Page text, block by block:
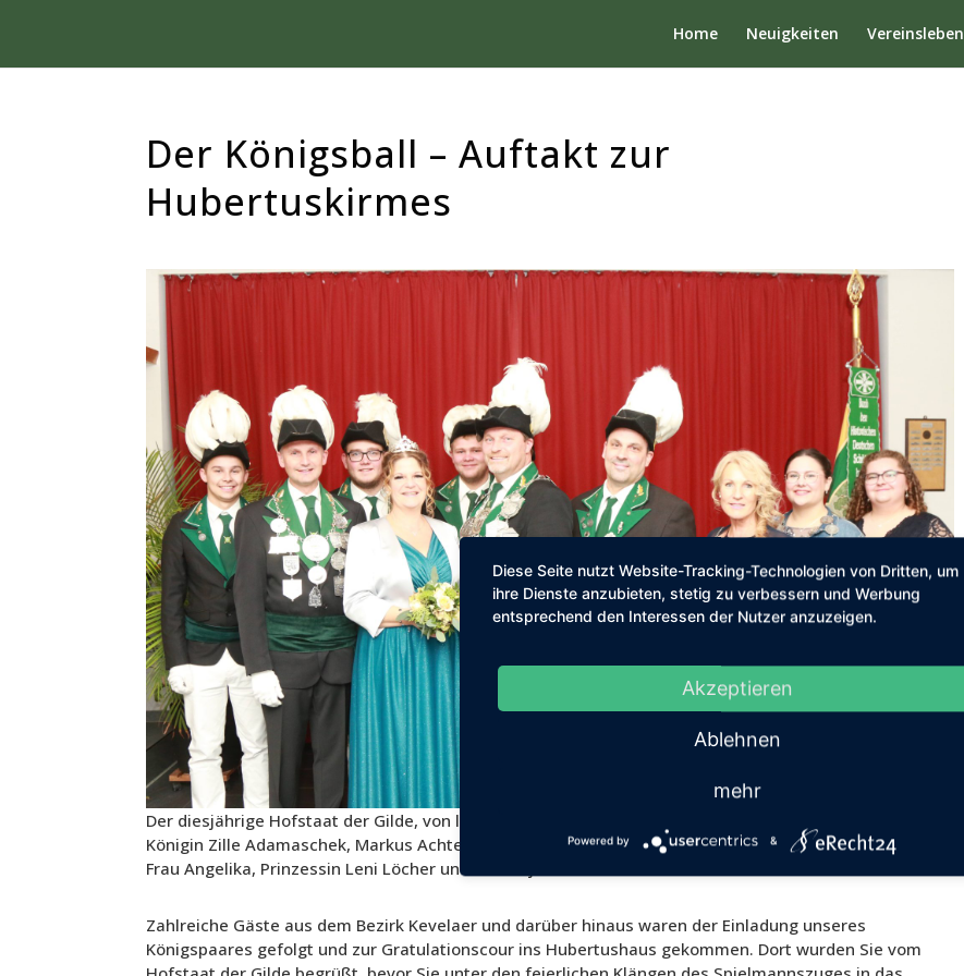
Home Neuigkeiten Vereinsleben
Der Königsball – Auftakt zur
Hubertuskirmes
Der diesjährige Hofstaat der Gilde, von links Paul Track, Stadtbundkönig Dieter Track, Thomas Achten,
Königin Zille Adamaschek, Markus Achten, König Erik Adamaschek, Adjutant Paul Verhülsdonk, seine
Frau Angelika, Prinzessin Leni Löcher und ihre Adjutantin Alina Löcher Foto: Dirk Adamaschek
Zahlreiche Gäste aus dem Bezirk Kevelaer und darüber hinaus waren der Einladung unseres
Königspaares gefolgt und zur Gratulationscour ins Hubertushaus gekommen. Dort wurden Sie vom
Diese Seite nutzt Website-Tracking-Technologien von Dritten, um
ihre Dienste anzubieten, stetig zu verbessern und Werbung
entsprechend den Interessen der Nutzer anzuzeigen.
Akzeptieren
Ablehnen
mehr
Powered by &